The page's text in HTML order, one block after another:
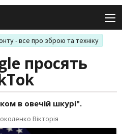
- все про зброю та техніку
просять
в овечій шкурі".
Вікторія